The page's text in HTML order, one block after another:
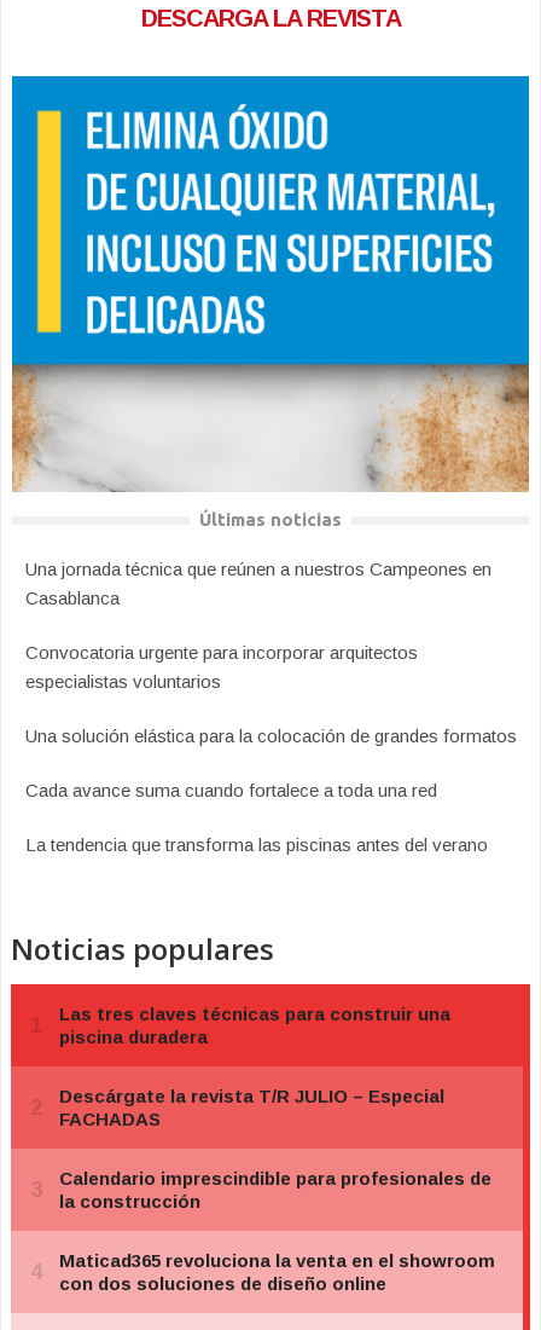
DESCARGA LA REVISTA
Últimas noticias
Una jornada técnica que reúnen a nuestros Campeones en
Casablanca
Convocatoria urgente para incorporar arquitectos
especialistas voluntarios
Una solución elástica para la colocación de grandes formatos
Cada avance suma cuando fortalece a toda una red
La tendencia que transforma las piscinas antes del verano
Noticias populares